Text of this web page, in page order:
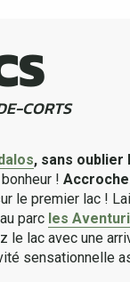
CORTS
, sans oublier
!
le premier lac !
au parc les
lac avec une
sensationnelle